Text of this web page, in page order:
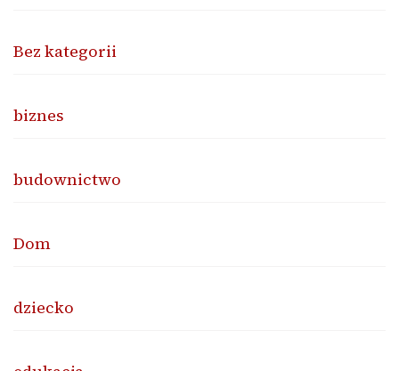
Bez kategorii
biznes
budownictwo
Dom
dziecko